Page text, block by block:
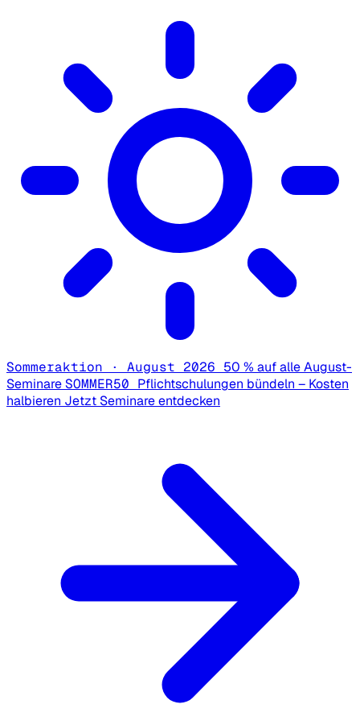
Sommeraktion · August 2026 50 % auf alle August-
SeminareSOMMER50 Pflichtschulungen bündeln – Kosten
halbieren Jetzt Seminare entdecken